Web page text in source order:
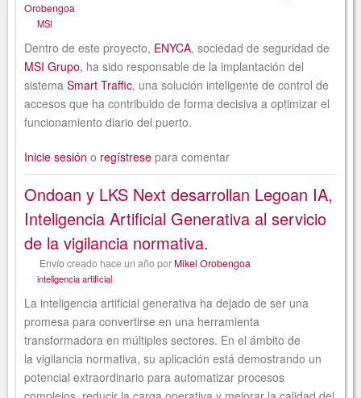
Orobengoa
MSI
Dentro de este proyecto, ENYCA, sociedad de seguridad de
MSI Grupo, ha sido responsable de la implantación del
sistema Smart Traffic, una solución inteligente de control de
accesos que ha contribuido de forma decisiva a optimizar el
funcionamiento diario del puerto.
Inicie sesión o regístrese para comentar
Ondoan y LKS Next desarrollan Legoan IA,
Inteligencia Artificial Generativa al servicio
de la vigilancia normativa.
Envíocreado hace un añopor Mikel Orobengoa
inteligencia artificial
La inteligencia artificial generativa ha dejado de ser una
promesa para convertirse en una herramienta
transformadora en múltiples sectores. En el ámbito de
la vigilancia normativa, su aplicación está demostrando un
potencial extraordinario para automatizar procesos